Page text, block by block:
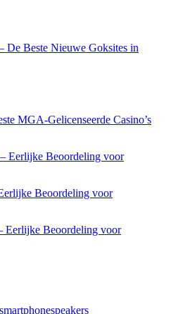
De Beste Nieuwe Goksites in
MGA-Gelicenseerde Casino’s
Eerlijke Beoordeling voor
Beoordeling voor
Eerlijke Beoordeling voor
smartphonespeakers